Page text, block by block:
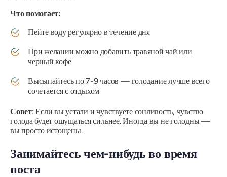
Что помогает:
Пейте воду регулярно в течение дня
При желании можно добавить травяной чай или
черный кофе
Высыпайтесь по 7-9 часов — голодание лучше всего
сочетается с отдыхом
Совет: Если вы устали и чувствуете сонливость, чувство
голода будет ощущатьсясильнее. Иногда вы не голодны —
вы просто истощены.
Занимайтесь чем-нибудь во время
поста